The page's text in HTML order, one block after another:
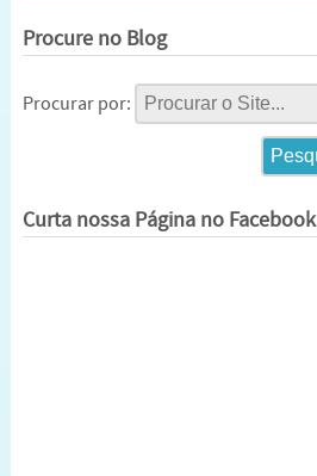
Procure no Blog
Procurar por:
Curta nossa Página no Facebook